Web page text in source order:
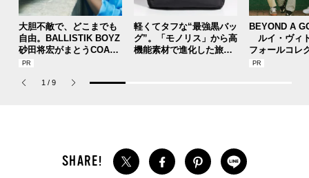
大胆不敵で、どこまでも
自由。BALLISTIK BOYZ
砂田将宏がまとうCOACH
の新作フレグランス「コ
パルファム」
軽くてタフな“最強黒バッ
グ”。「モノリス」から高
機能素材で進化した旅行
BEYOND A
ルイ・ヴィ
フォールコレ
描くプレッピ
1 / 9